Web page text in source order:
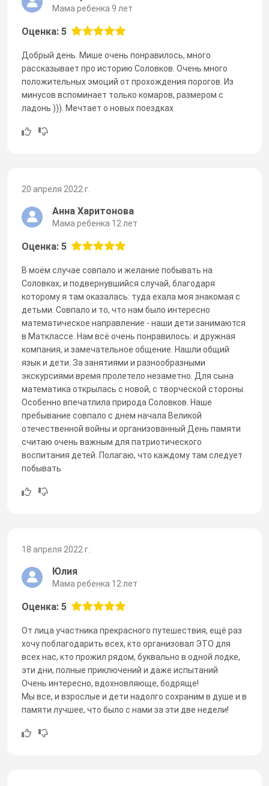
Мама ребенка 9 лет
Оценка: 5
Добрый день. Мише очень понравилось, много
рассказывает про историю Соловков. Очень много
положительных эмоций от прохождения порогов. Из
минусов вспоминает только комаров, размером с
ладонь ))). Мечтает о новых поездках
20 апреля 2022 г.
Анна Харитонова
Мама ребенка 12 лет
Оценка: 5
В моём случае совпало и желание побывать на
Соловках, и подвернувшийся случай, благодаря
которому я там оказалась: туда ехала моя знакомая с
детьми. Совпало и то, что нам было интересно
математическое направление - наши дети занимаются
в Матклассе. Нам всё очень понравилось: и дружная
компания, и замечательное общение. Нашли общий
язык и дети. За занятиями и разнообразными
экскурсиями время пролетело незаметно. Для сына
математика открылась с новой, с творческой стороны.
Особенно впечатлила природа Соловков. Наше
пребывание совпало с днем начала Великой
отечественной войны и организованный День памяти
считаю очень важным для патриотического
воспитания детей. Полагаю, что каждому там следует
побывать
18 апреля 2022 г.
Юлия
Мама ребенка 12 лет
Оценка: 5
От лица участника прекрасного путешествия, ещё раз
хочу поблагодарить всех, кто организовал ЭТО для
всех нас, кто прожил рядом, буквально в одной лодке,
эти дни, полные приключений и даже испытаний
Очень интересно, вдохновляюще, бодряще!
Мы все, и взрослые и дети надолго сохраним в душе и в
памяти лучшее, что было с нами за эти две недели!